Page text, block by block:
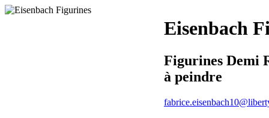
Eisenbach
Figurines Demi
à peindre